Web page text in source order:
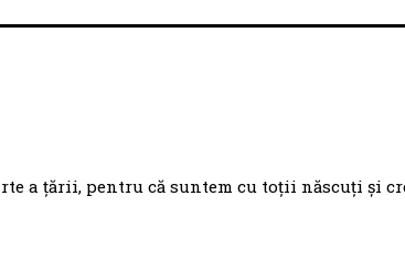
a țării, pentru că suntem cu toții născuți și